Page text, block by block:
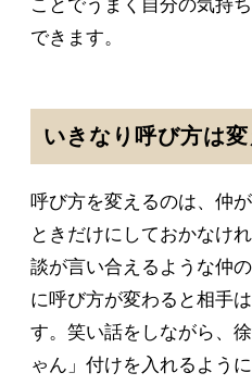
ことでうまく自分の気持
できます。
いきなり呼び方は
呼び方を変えるのは、仲
ときだけにしておかなけ
談が言い合えるような仲
に呼び方が変わると相手
す。笑い話をしながら、
ゃん」付けを入れるよう